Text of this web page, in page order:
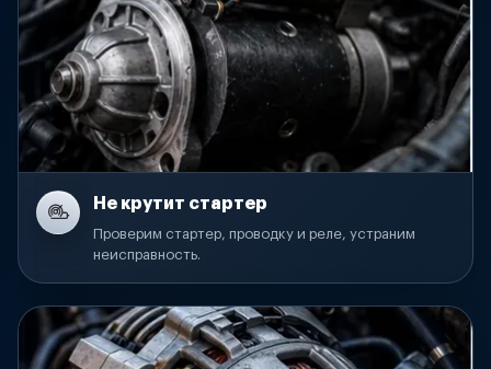
Не крутит стартер
Проверим стартер, проводку и реле, устраним
неисправность.